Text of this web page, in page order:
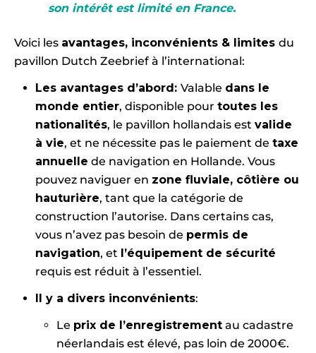
son intérêt est limitéen France.
Voici les avantages, inconvénients & limites du
pavillon Dutch Zeebrief à l’international:
Les avantages d’abord: Valable dans le
monde entier, disponible pour toutes les
nationalités, le pavillon hollandais est valide
à vie, et ne nécessite pas le paiement de taxe
annuelle de navigation en Hollande. Vous
pouvez naviguer en zone fluviale, côtière ou
hauturière, tant que la catégorie de
construction l’autorise. Dans certains cas,
vous n’avez pas besoin de permis de
navigation, et l’équipement de sécurité
requis est réduit à l’essentiel.
Il y a divers inconvénients:
Le prix de l’enregistrement au cadastre
néerlandais est élevé, pas loin de 2000€.